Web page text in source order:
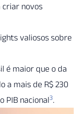
novos
valiosos sobre
é maior que o da
a mais de R$ 230
PIB nacional3.